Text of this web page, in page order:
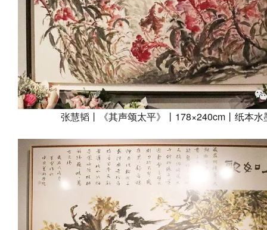
张慧韬丨《其声颂太平》丨178×240cm丨纸本水